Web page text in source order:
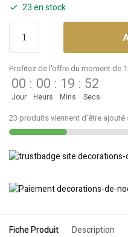
23 en stock
Profitez de l'offre du moment de
00
Jour
: 00
Heurs
: 19
Mins
: 52
Secs
23 produits viennent d'être ajouté
Fiche Produit Description